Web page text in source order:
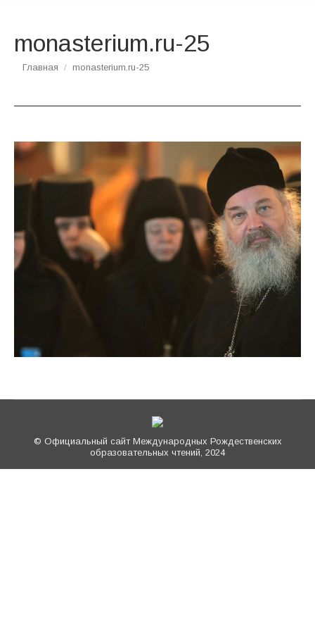
monasterium.ru-25
Вы здесь:
Главная monasterium.ru-25
© Официальный сайт Международных Рождественских
образовательных чтений, 2024